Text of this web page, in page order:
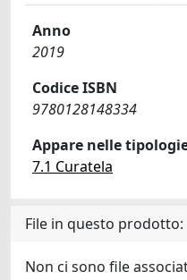
Anno
2019
Codice ISBN
9780128148334
Appare nelle
7.1 Curatela
File in questo prodotto:
Non ci sono file